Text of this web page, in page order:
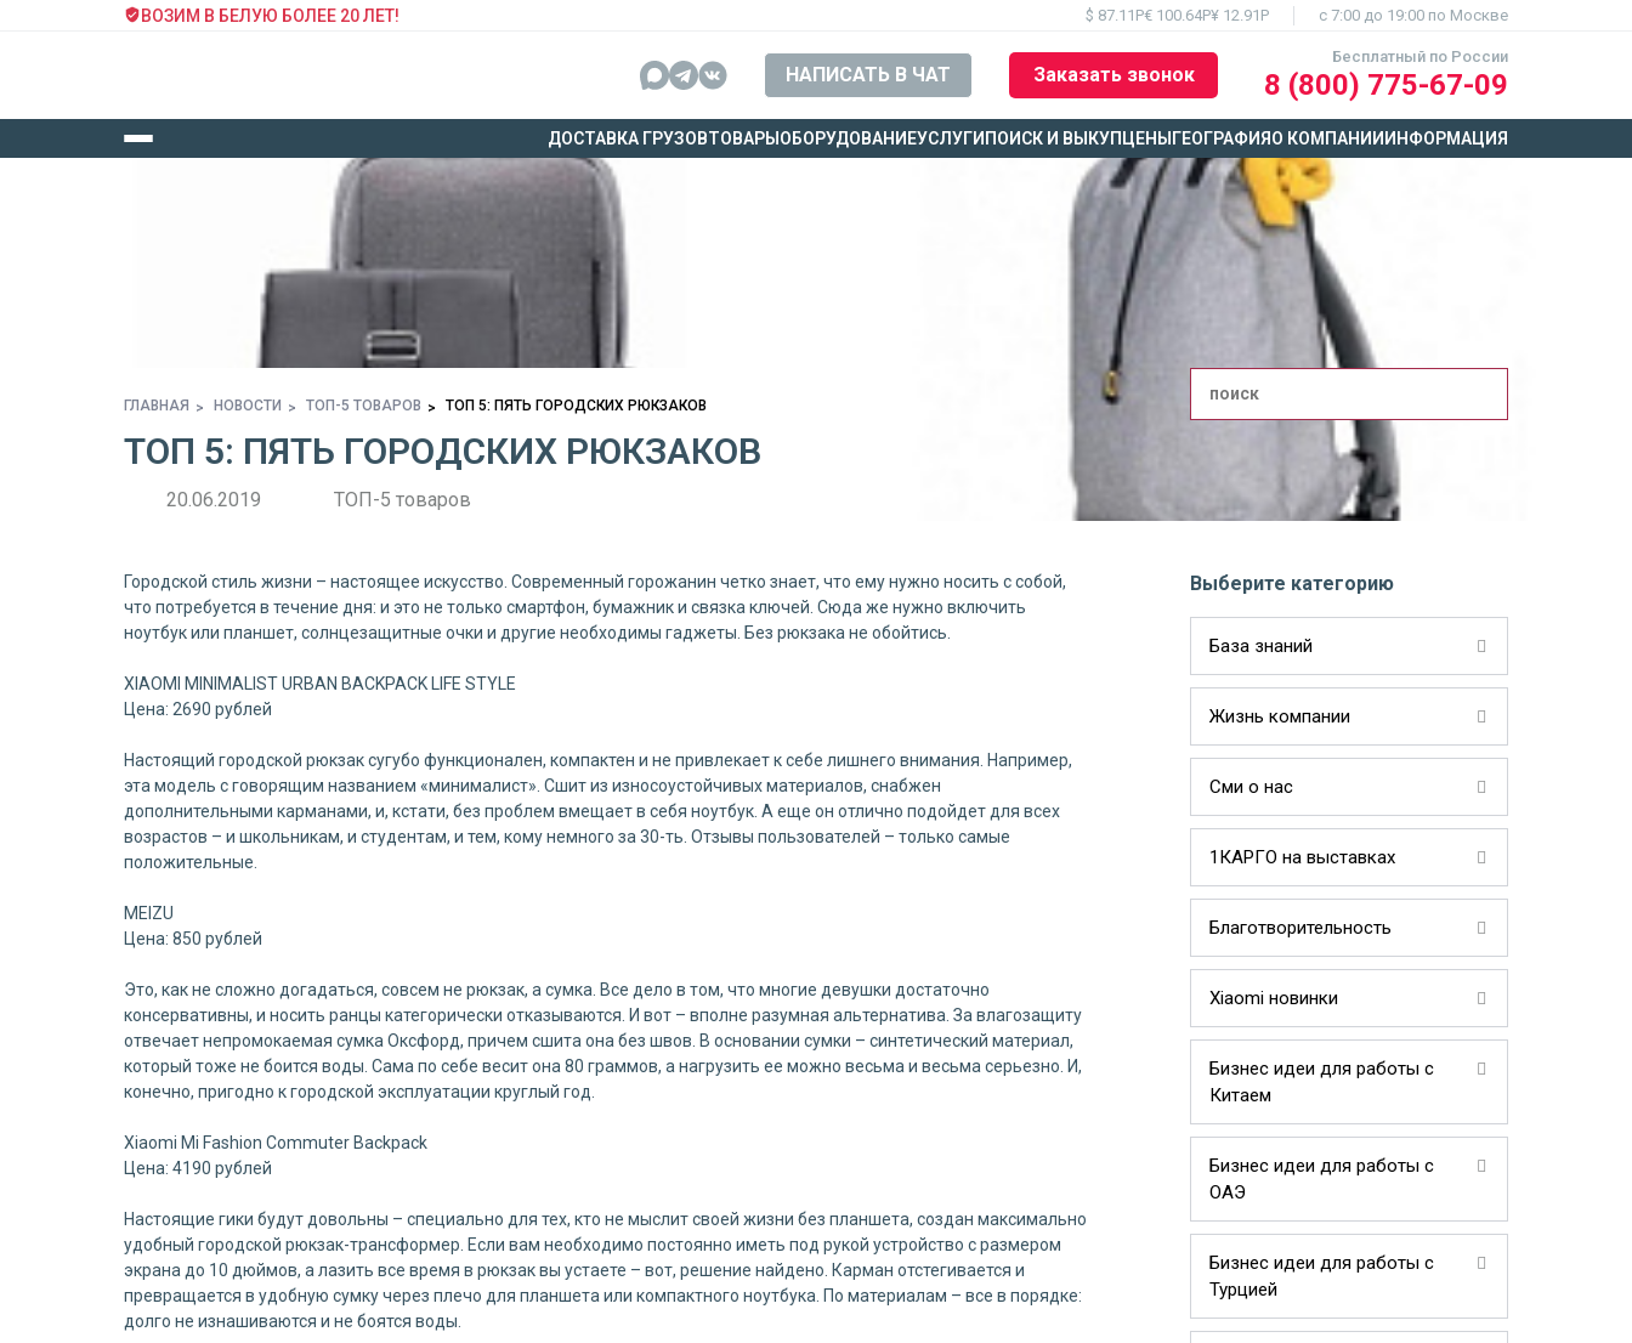
ВОЗИМ В БЕЛУЮ БОЛЕЕ 20 ЛЕТ! $ 87.11Р€ 100.64Р¥ 12.91Р c 7:00 до 19:00 по Москве
НАПИСАТЬ В ЧАТ Заказать звонок
Бесплатный по России
8 (800) 775-67-09
ДОСТАВКА ГРУЗОВТОВАРЫ ОБОРУДОВАНИЕУСЛУГИ ПОИСК И ВЫКУП ЦЕНЫ ГЕОГРАФИЯО КОМПАНИИ ИНФОРМАЦИЯ
ГЛАВНАЯ НОВОСТИ ТОП-5 ТОВАРОВ ТОП 5: ПЯТЬ ГОРОДСКИХ РЮКЗАКОВ
ТОП 5: ПЯТЬ ГОРОДСКИХ РЮКЗАКОВ
20.06.2019 ТОП-5 товаров
Городской стиль жизни – настоящее искусство. Современный горожанин четко знает, что ему нужно носить с собой,
что потребуется в течение дня: и это не только смартфон, бумажник и связка ключей. Сюда же нужно включить
ноутбук или планшет, солнцезащитные очки и другие необходимы гаджеты. Без рюкзака не обойтись.
XIAOMI MINIMALIST URBAN BACKPACK LIFE STYLE
Цена: 2690 рублей
Настоящий городской рюкзак сугубо функционален, компактен и не привлекает к себе лишнего внимания. Например,
эта модель с говорящим названием «минималист». Сшит из износоустойчивых материалов, снабжен
дополнительными карманами, и, кстати, без проблем вмещает в себя ноутбук. А еще он отлично подойдет для всех
возрастов – и школьникам, и студентам, и тем, кому немного за 30-ть. Отзывы пользователей – только самые
положительные.
MEIZU
Цена: 850 рублей
Это, как не сложно догадаться, совсем не рюкзак, а сумка. Все дело в том, что многие девушки достаточно
консервативны, и носить ранцы категорически отказываются. И вот – вполне разумная альтернатива. За влагозащиту
отвечает непромокаемая сумка Оксфорд, причем сшита она без швов. В основании сумки – синтетический материал,
который тоже не боится воды. Сама по себе весит она 80 граммов, а нагрузить ее можно весьма и весьма серьезно. И,
конечно, пригодно к городской эксплуатации круглый год.
Xiaomi Mi Fashion Commuter Backpack
Цена: 4190 рублей
Настоящие гики будут довольны – специально для тех, кто не мыслит своей жизни без планшета, создан максимально
удобный городской рюкзак-трансформер. Если вам необходимо постоянно иметь под рукой устройство с размером
экрана до 10 дюймов, а лазить все время в рюкзак вы устаете – вот, решение найдено. Карман отстегивается и
превращается в удобную сумку через плечо для планшета или компактного ноутбука. По материалам – все в порядке:
долго не изнашиваются и не боятся воды.
Выберите категорию
База знаний
Жизнь компании
Сми о нас
1КАРГО на выставках
Благотворительность
Xiaomi новинки
Бизнес идеи для работы с
Китаем
Бизнес идеи для работы с
ОАЭ
Бизнес идеи для работы с
Турцией